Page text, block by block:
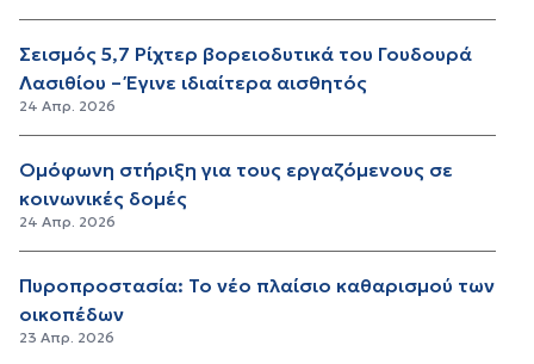
Σεισμός 5,7 Ρίχτερ βορειοδυτικά του Γουδουρά
Λασιθίου – Έγινε ιδιαίτερα αισθητός
24 Απρ. 2026
Ομόφωνη στήριξη για τους εργαζόμενους σε
κοινωνικές δομές
24 Απρ. 2026
Πυροπροστασία: Το νέο πλαίσιο καθαρισμού των
οικοπέδων
23 Απρ. 2026